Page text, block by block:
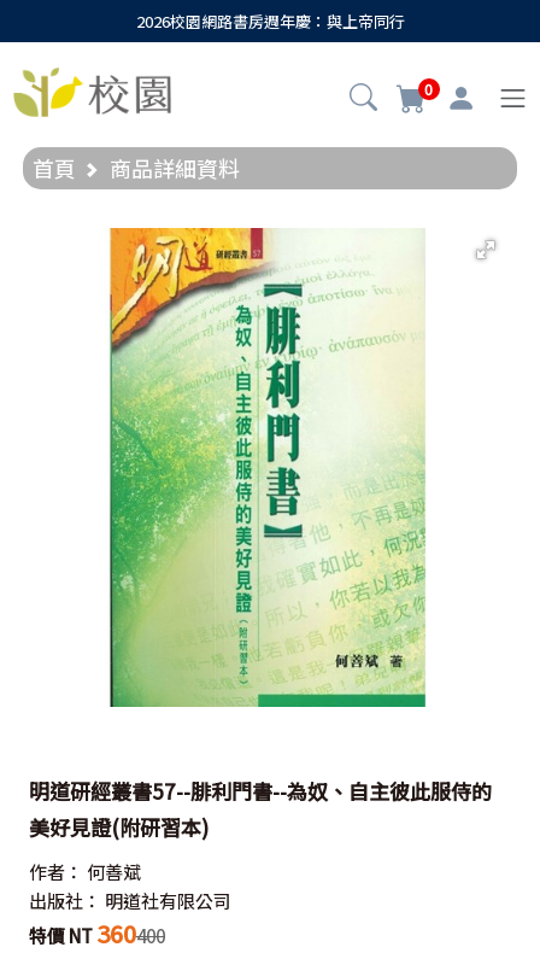
2026校園網路書房週年慶：與上帝同行
0
首頁 商品詳細資料
明道研經叢書57--腓利門書--為奴、自主彼此服侍的
美好見證(附研習本)
作者： 何善斌
出版社： 明道社有限公司
特價 NT 360400